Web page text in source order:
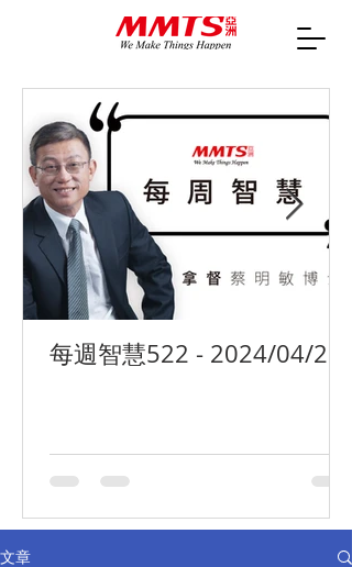
每週智慧522 - 2024/04/29
文章